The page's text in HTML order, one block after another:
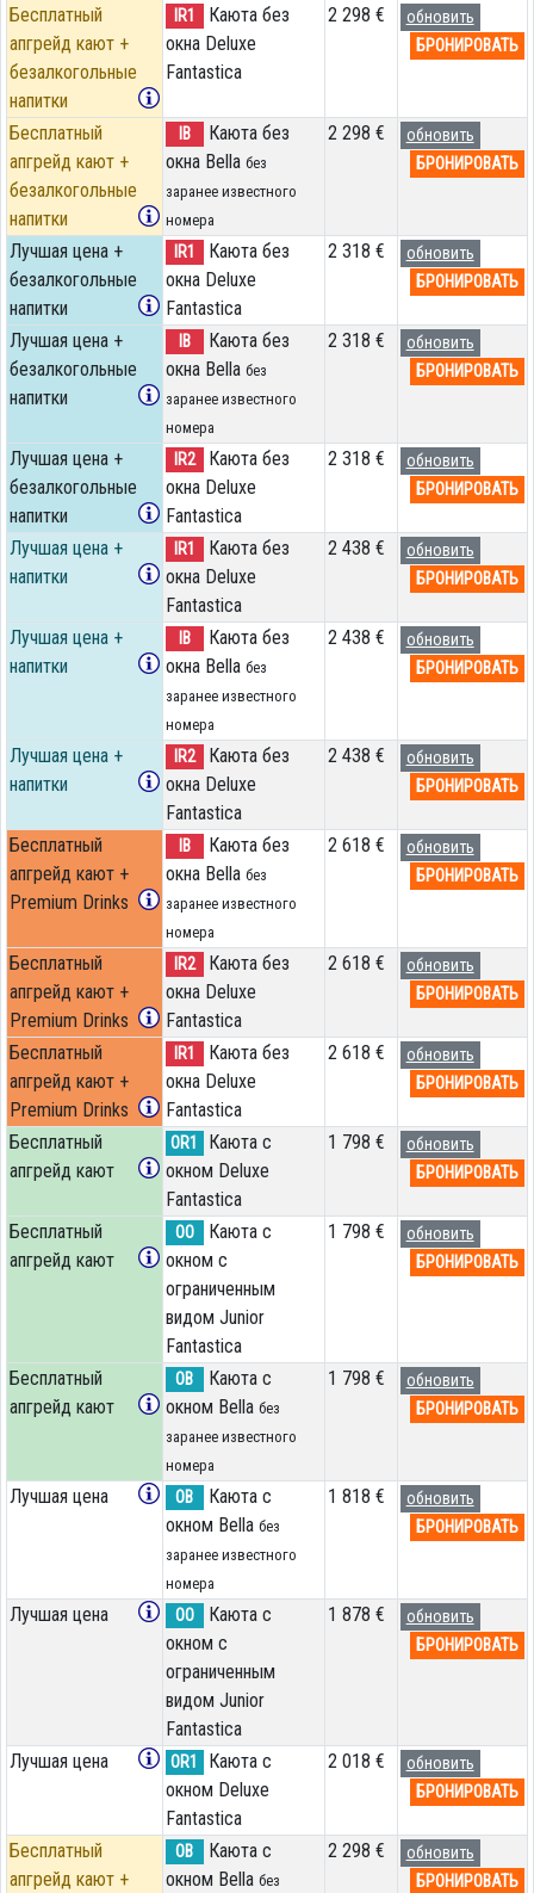
Бесплатный
апгрейд кают +
безалкогольные
напитки
IR1
Каюта без
окна Deluxe
Fantastica
2 298 €
обновить
БРОНИРОВАТЬ
Бесплатный
апгрейд кают +
безалкогольные
напитки
IB
Каюта без
окна Bella без
заранее известного
номера
2 298 €
обновить
БРОНИРОВАТЬ
Лучшая цена +
безалкогольные
напитки
IR1
Каюта без
окна Deluxe
Fantastica
2 318 €
обновить
БРОНИРОВАТЬ
Лучшая цена +
безалкогольные
напитки
IB
Каюта без
окна Bella без
заранее известного
номера
2 318 €
обновить
БРОНИРОВАТЬ
Лучшая цена +
безалкогольные
напитки
IR2
Каюта без
окна Deluxe
Fantastica
2 318 €
обновить
БРОНИРОВАТЬ
Лучшая цена +
напитки
IR1
Каюта без
окна Deluxe
Fantastica
2 438 €
обновить
БРОНИРОВАТЬ
Лучшая цена +
напитки
IB
Каюта без
окна Bella без
заранее известного
номера
2 438 €
обновить
БРОНИРОВАТЬ
Лучшая цена +
напитки
IR2
Каюта без
окна Deluxe
Fantastica
2 438 €
обновить
БРОНИРОВАТЬ
Бесплатный
апгрейд кают +
Premium Drinks
IB
Каюта без
окна Bella без
заранее известного
номера
2 618 €
обновить
БРОНИРОВАТЬ
Бесплатный
апгрейд кают +
Premium Drinks
IR2
Каюта без
окна Deluxe
Fantastica
2 618 €
обновить
БРОНИРОВАТЬ
Бесплатный
апгрейд кают +
Premium Drinks
IR1
Каюта без
окна Deluxe
Fantastica
2 618 €
обновить
БРОНИРОВАТЬ
Бесплатный
апгрейд кают
OR1
Каюта с
окном Deluxe
Fantastica
1 798 €
обновить
БРОНИРОВАТЬ
Бесплатный
апгрейд кают
OO
Каюта с
окном с
ограниченным
видом Junior
Fantastica
1 798 €
обновить
БРОНИРОВАТЬ
Бесплатный
апгрейд кают
OB
Каюта с
окном Bella без
заранее известного
номера
1 798 €
обновить
БРОНИРОВАТЬ
Лучшая цена OB
Каюта с
окном Bella без
заранее известного
номера
1 818 €
обновить
БРОНИРОВАТЬ
Лучшая цена OO
Каюта с
окном с
ограниченным
видом Junior
Fantastica
1 878 €
обновить
БРОНИРОВАТЬ
Лучшая цена OR1
Каюта с
окном Deluxe
Fantastica
2 018 €
обновить
БРОНИРОВАТЬ
Бесплатный
апгрейд кают +
OB
Каюта с
окном Bella без
2 298 €
обновить
БРОНИРОВАТЬ